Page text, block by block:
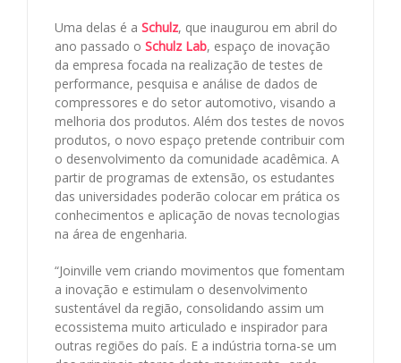
Uma delas é a Schulz, que inaugurou em abril do
ano passado o Schulz Lab, espaço de inovação
da empresa focada na realização de testes de
performance, pesquisa e análise de dados de
compressores e do setor automotivo, visando a
melhoria dos produtos. Além dos testes de novos
produtos, o novo espaço pretende contribuir com
o desenvolvimento da comunidade acadêmica. A
partir de programas de extensão, os estudantes
das universidades poderão colocar em prática os
conhecimentos e aplicação de novas tecnologias
na área de engenharia.
“Joinville vem criando movimentos que fomentam
a inovação e estimulam o desenvolvimento
sustentável da região, consolidando assim um
ecossistema muito articulado e inspirador para
outras regiões do país. E a indústria torna-se um